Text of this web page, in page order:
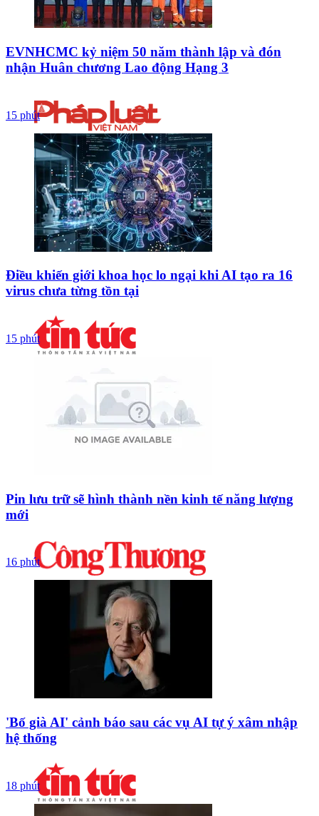
EVNHCMC kỷ niệm 50 năm thành lập và đón
nhận Huân chương Lao động Hạng 3
15 phút
Điều khiến giới khoa học lo ngại khi AI tạo ra 16
virus chưa từng tồn tại
15 phút
Pin lưu trữ sẽ hình thành nền kinh tế năng lượng
mới
16 phút
'Bố già AI' cảnh báo sau các vụ AI tự ý xâm nhập
hệ thống
18 phút